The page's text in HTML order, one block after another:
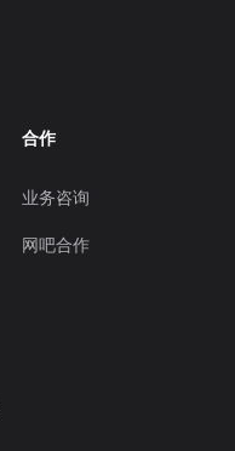
合作
业务咨询
网吧合作